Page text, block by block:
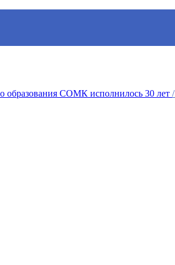
образования СОМК исполнилось 30 лет